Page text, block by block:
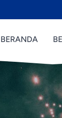
BERANDA